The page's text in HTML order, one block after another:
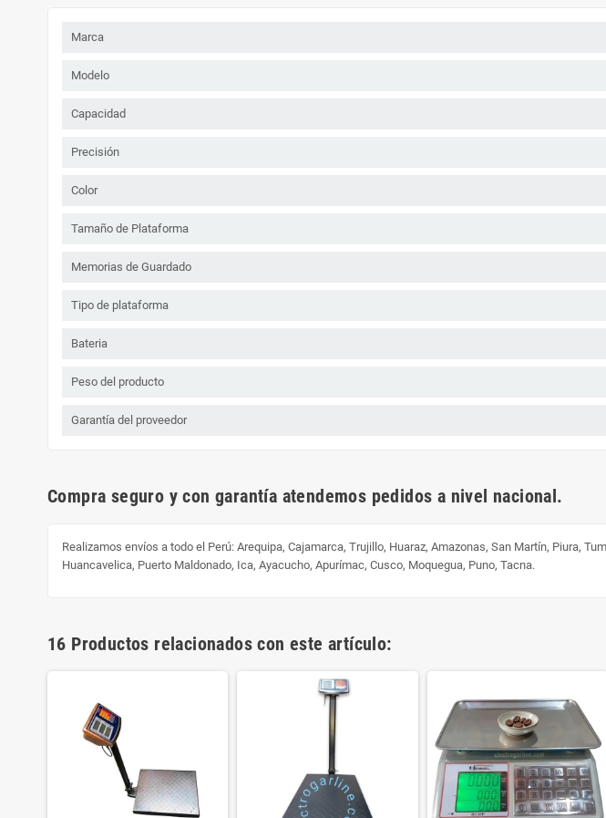
Marca
Modelo
Capacidad
Precisión
Color
Tamaño de Plataforma
Memorias de Guardado
Tipo de plataforma
Bateria
Peso del producto
Garantía del proveedor
Compra seguro y con garantía atendemos pedidos a nivel nacional.
Realizamos envíos a todo el Perú: Arequipa, Cajamarca, Trujillo, Huaraz, Amazonas, San Martín, Piura,
Huancavelica, Puerto Maldonado, Ica, Ayacucho, Apurímac, Cusco, Moquegua, Puno, Tacna.
16 Productos relacionados con este artículo: